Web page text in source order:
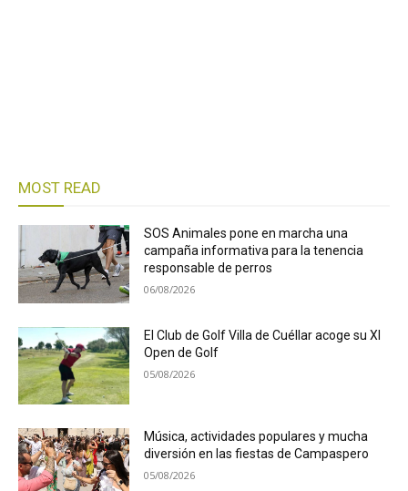
MOST READ
SOS Animales pone en marcha una
campaña informativa para la tenencia
responsable de perros
06/08/2026
El Club de Golf Villa de Cuéllar acoge su XI
Open de Golf
05/08/2026
Música, actividades populares y mucha
diversión en las fiestas de Campaspero
05/08/2026